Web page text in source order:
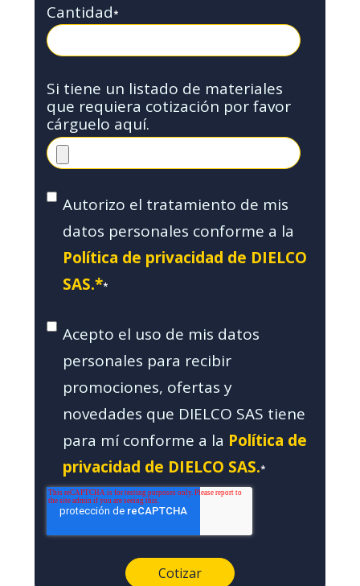
Cantidad*
Si tiene un listado de materiales
que requiera cotización por favor
cárguelo aquí.
Autorizo el tratamiento de mis
datos personales conforme a la
Política de privacidad de DIELCO
SAS.**
Acepto el uso de mis datos
personales para recibir
promociones, ofertas y
novedades que DIELCO SAS tiene
para mí conforme a la Política de
privacidad de DIELCO SAS.*